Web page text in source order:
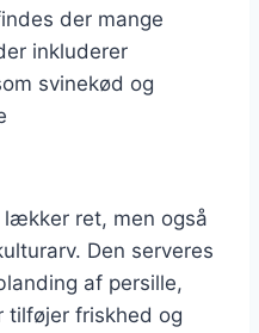
der mange
inkluderer
svinekød og
lækker ret, men også
Den serveres
af persille,
tilføjer friskhed og